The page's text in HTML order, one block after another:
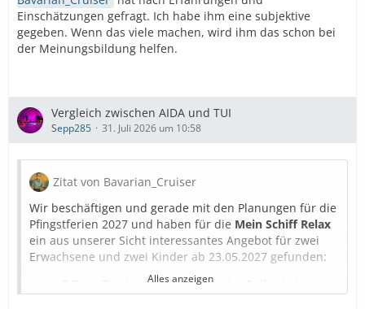
Einschätzungen gefragt. Ich habe ihm eine subjektive
gegeben. Wenn das viele machen, wird ihm das schon bei
der Meinungsbildung helfen.
Vergleich zwischen AIDA und TUI
Sepp285 31. Juli 2026 um 10:58
Zitat von Bavarian_Cruiser
Wir beschäftigen und gerade mit den Planungen für die
Pfingstferien 2027 und haben für die Mein Schiff Relax
ein aus unserer Sicht interessantes Angebot für zwei
Erwachsene und zwei Kinder ab 23.05.2027 gefunden:
7 Tage Fjorde ab Hamburg in der Balkonkabine
Alles anzeigen